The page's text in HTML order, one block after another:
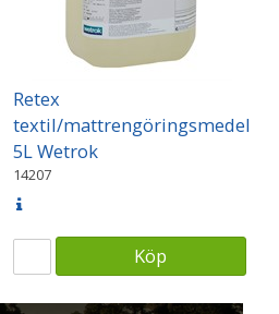
Retex
textil/mattrengöringsmedel
5L Wetrok
14207
Köp